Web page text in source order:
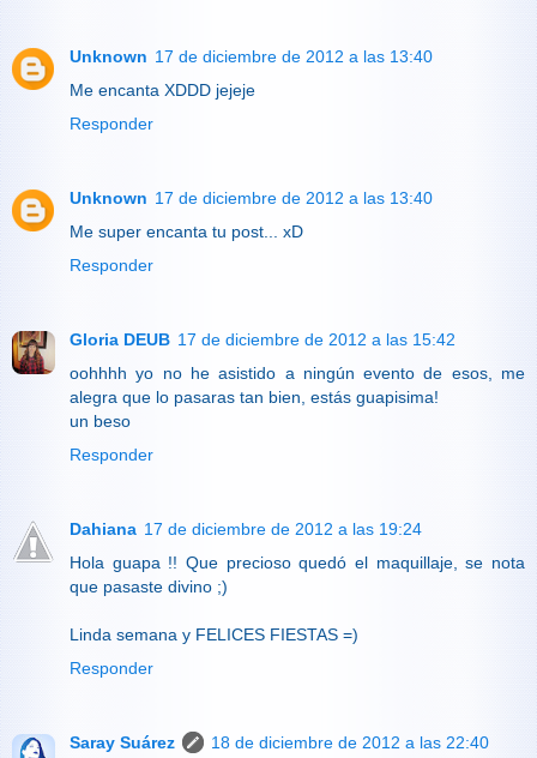
Unknown 17 de diciembre de 2012 a las 13:40
Me encanta XDDD jejeje
Responder
Unknown 17 de diciembre de 2012 a las 13:40
Me super encanta tu post... xD
Responder
Gloria DEUB 17 de diciembre de 2012 a las 15:42
oohhhh yo no he asistido a ningún evento de esos, me
alegra que lo pasaras tan bien, estás guapisima!
un beso
Responder
Dahiana 17 de diciembre de 2012 a las 19:24
Hola guapa !! Que precioso quedó el maquillaje, se nota
que pasaste divino ;)
Linda semana y FELICES FIESTAS =)
Responder
Saray Suárez
18 de diciembre de 2012 a las 22:40